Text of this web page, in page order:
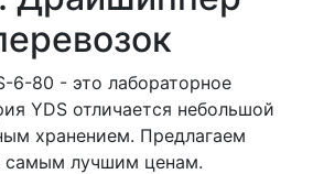
6-80 - это лабораторное
YDS отличается небольшой
хранением. Предлагаем
самым лучшим ценам.